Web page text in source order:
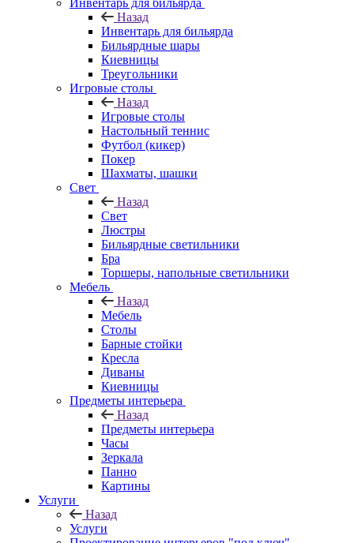
Инвентарь для бильярда
Назад
Инвентарь для бильярда
Бильярдные шары
Киевницы
Треугольники
Игровые столы
Назад
Игровые столы
Настольный теннис
Футбол (кикер)
Покер
Шахматы, шашки
Свет
Назад
Свет
Люстры
Бильярдные светильники
Бра
Торшеры, напольные светильники
Мебель
Назад
Мебель
Столы
Барные стойки
Кресла
Диваны
Киевницы
Предметы интерьера
Назад
Предметы интерьера
Часы
Зеркала
Панно
Картины
Услуги
Назад
Услуги